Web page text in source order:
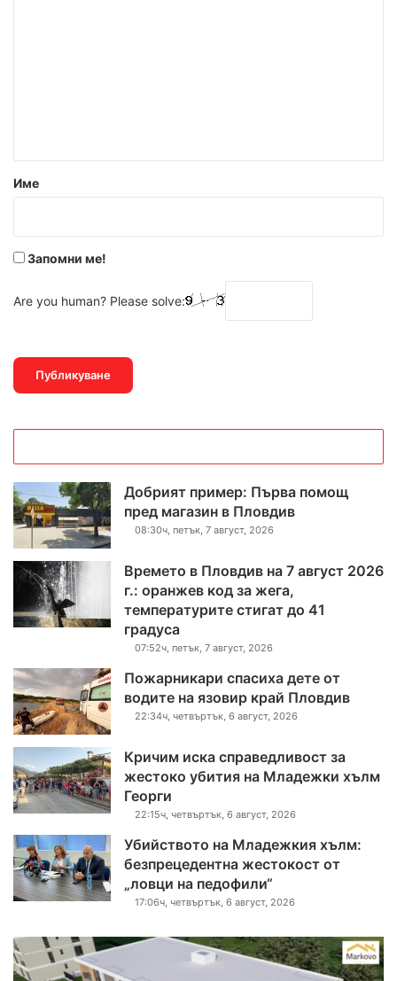
р
Име
Запомни ме!
Are you human? Please solve:
Добрият пример: Първа помощ
пред магазин в Пловдив
08:30ч, петък, 7 август, 2026
Времето в Пловдив на 7 август 2026
г.: оранжев код за жега,
температурите стигат до 41
градуса
07:52ч, петък, 7 август, 2026
Пожарникари спасиха дете от
водите на язовир край Пловдив
22:34ч, четвъртък, 6 август, 2026
Кричим иска справедливост за
жестоко убития на Младежки хълм
Георги
22:15ч, четвъртък, 6 август, 2026
Убийството на Младежкия хълм:
безпрецедентна жестокост от
„ловци на педофили“
17:06ч, четвъртък, 6 август, 2026